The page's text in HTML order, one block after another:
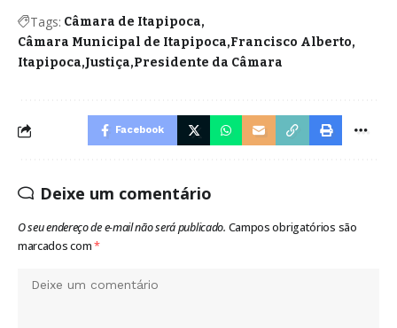
Tags: Câmara de Itapipoca
Câmara Municipal de Itapipoca Francisco Alberto
Itapipoca Justiça Presidente da Câmara
Facebook
Deixe um comentário
O seu endereço de e-mail não será publicado. Campos obrigatórios são
marcados com*